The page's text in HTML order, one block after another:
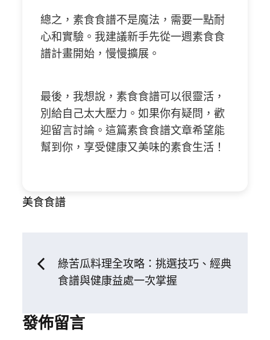
總之，素食食譜不是魔法，需要一點耐
心和實驗。我建議新手先從一週素食食
譜計畫開始，慢慢擴展。
最後，我想說，素食食譜可以很靈活，
別給自己太大壓力。如果你有疑問，歡
迎留言討論。這篇素食食譜文章希望能
幫到你，享受健康又美味的素食生活！
美食食譜
文綠苦瓜料理全攻略：挑選技巧、經典
食譜與健康益處一次掌握
發佈留言